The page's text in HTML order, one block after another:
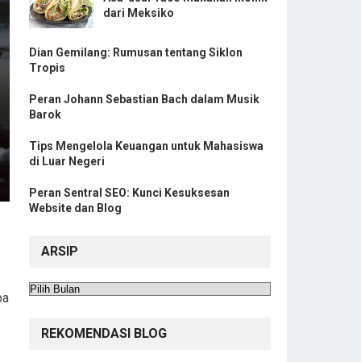
dari Meksiko
Dian Gemilang: Rumusan tentang Siklon
Tropis
Peran Johann Sebastian Bach dalam Musik
Barok
Tips Mengelola Keuangan untuk Mahasiswa
di Luar Negeri
Peran Sentral SEO: Kunci Kesuksesan
Website dan Blog
ARSIP
Arsip
REKOMENDASI BLOG